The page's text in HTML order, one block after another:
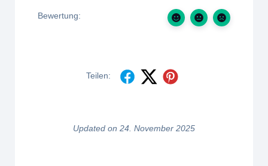
Bewertung:
Teilen:
Updated on 24. November 2025